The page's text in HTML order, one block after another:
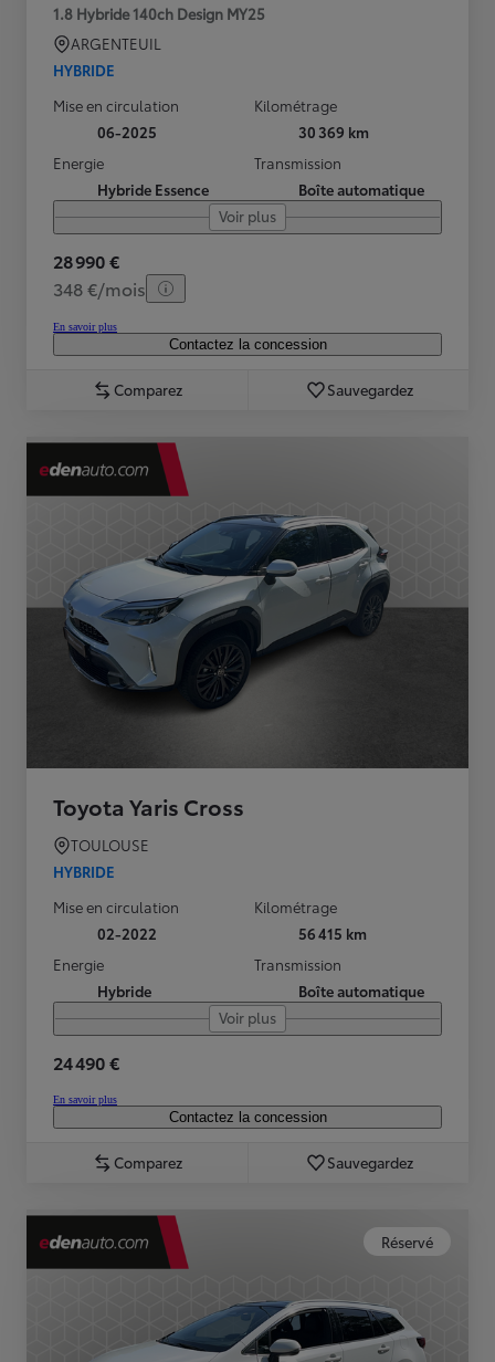
1.8 Hybride 140ch Design MY25
ARGENTEUIL
HYBRIDE
Mise en circulation
06-2025
Kilométrage
30 369 km
Energie
Hybride Essence
Transmission
Boîte automatique
Voir plus
28 990 €
348 €/mois
En savoir plus
Contactez la concession
Comparez Sauvegardez
Toyota Yaris Cross
TOULOUSE
HYBRIDE
Mise en circulation
02-2022
Kilométrage
56 415 km
Energie
Hybride
Transmission
Boîte automatique
Voir plus
24 490 €
En savoir plus
Contactez la concession
Comparez Sauvegardez
Réservé